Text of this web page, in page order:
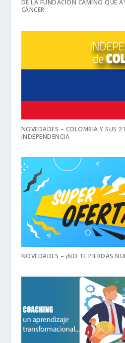
DE LA FUNDACIÓN CAMINO QUE
CÁNCER
NOVEDADES – COLOMBIA Y SUS
INDEPENDENCIA
NOVEDADES – ¡NO TE PIERDAS